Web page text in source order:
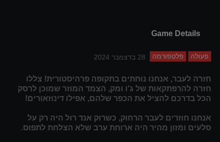
Game Details
פעולה פלטפורמה 28 בדצמבר 2024
חזרה לעבר, אנחנו נוחתים בתקופה פרהיסטורית! צללו
חזרה להרפתקאות של ג'ו ומק, הצמד המוזר שמוכן לרסק
הכל בדרכם להציל את הכפר שלהם, אפילו דינוזאורים!
אנחנו חוזרים לעבר הרחוק, כשרוק אנד רול היה רק על
סלעים ומזון מהיר היה ארוחת ערב שלא הצלחת לתפוס.